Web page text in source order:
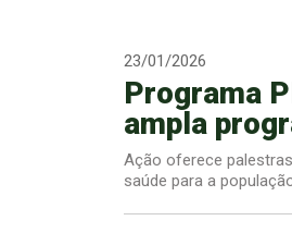
23/01/2026
Programa
ampla
Ação oferece
saúde para a